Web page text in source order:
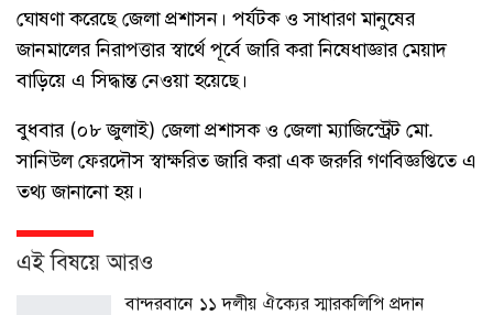
ঘোষণা করেছে জেলা প্রশাসন। পর্যটক ও সাধারণ মানুষের
জানমালের নিরাপত্তার স্বার্থে পূর্বে জারি করা নিষেধাজ্ঞার মেয়াদ
বাড়িয়ে এ সিদ্ধান্ত নেওয়া হয়েছে।
বুধবার (০৮ জুলাই) জেলা প্রশাসক ও জেলা ম্যাজিস্ট্রেট মো.
সানিউল ফেরদৌস স্বাক্ষরিত জারি করা এক জরুরি গণবিজ্ঞপ্তিতে এ
তথ্য জানানো হয়।
এই বিষয়ে আরও
বান্দরবানে ১১ দলীয় ঐক্যের স্মারকলিপি প্রদান